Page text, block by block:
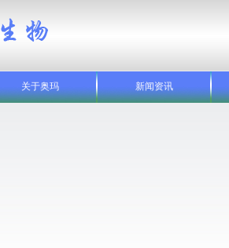
关于奥玛 新闻资讯